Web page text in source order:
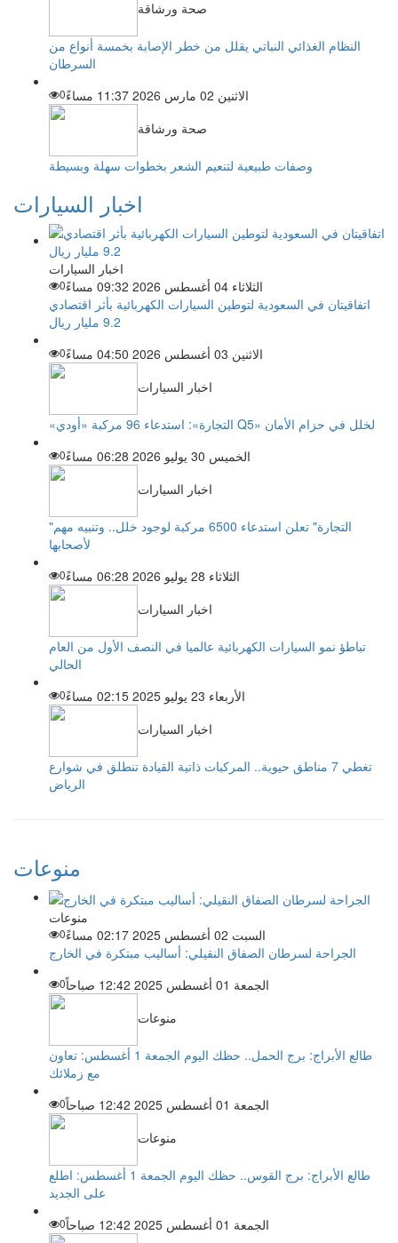
صحة ورشاقة
النظام الغذائي النباتي يقلل من خطر الإصابة بخمسة أنواع من
السرطان
الاثنين 02 مارس 2026 11:37 مساءً
0
صحة ورشاقة
وصفات طبيعية لتنعيم الشعر بخطوات سهلة وبسيطة
اخبار السيارات
اخبار السيارات
الثلاثاء 04 أغسطس 2026 09:32 مساءً
0
اتفاقيتان في السعودية لتوطين السيارات الكهربائية بأثر اقتصادي
9.2 مليار ريال
الاثنين 03 أغسطس 2026 04:50 مساءً
0
اخبار السيارات
«التجارة»: استدعاء 96 مركبة «أودي Q5» لخلل في حزام الأمان
الخميس 30 يوليو 2026 06:28 مساءً
0
اخبار السيارات
"التجارة" تعلن استدعاء 6500 مركبة لوجود خلل.. وتنبيه مهم
لأصحابها
الثلاثاء 28 يوليو 2026 06:28 مساءً
0
اخبار السيارات
تباطؤ نمو السيارات الكهربائية عالميا في النصف الأول من العام
الحالي
الأربعاء 23 يوليو 2025 02:15 مساءً
0
اخبار السيارات
تغطي 7 مناطق حيوية.. المركبات ذاتية القيادة تنطلق في شوارع
الرياض
منوعات
منوعات
السبت 02 أغسطس 2025 02:17 مساءً
0
الجراحة لسرطان الصفاق النقيلي: أساليب مبتكرة في الخارج
الجمعة 01 أغسطس 2025 12:42 صباحاً
0
منوعات
طالع الأبراج: برج الحمل.. حظك اليوم الجمعة 1 أغسطس: تعاون
مع زملائك
الجمعة 01 أغسطس 2025 12:42 صباحاً
0
منوعات
طالع الأبراج: برج القوس.. حظك اليوم الجمعة 1 أغسطس: اطلع
على الجديد
الجمعة 01 أغسطس 2025 12:42 صباحاً
0